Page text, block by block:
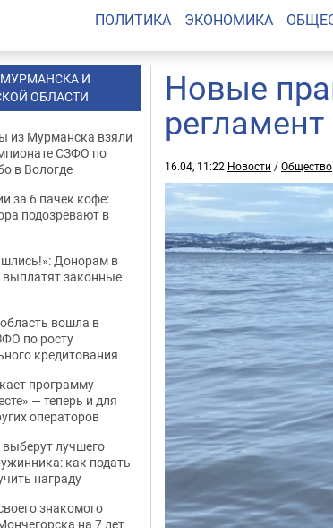
ПОЛИТИКА ЭКОНОМИКА
Новые
16.04, 11:22 Новости /Общество
И
ОБЛАСТИ
из Мурманска взяли
СЗФО по
в Вологде
за 6 пачек кофе:
подозревают в
Донорам в
выплатят законные
вошла в
по росту
кредитования
программу
— теперь и для
операторов
лучшего
как подать
награду
знакомого
на 7 лет